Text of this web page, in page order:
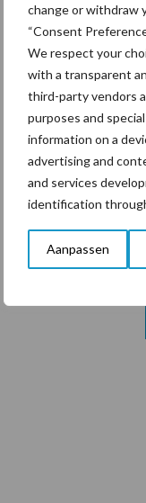
change or withdraw
“Consent
We respect your
with a transparent
third-party vendors
purposes and
information on a
advertising and
and services
identification
Aanpassen
6 aug
5 aug